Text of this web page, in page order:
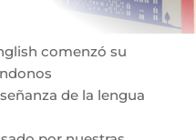
comenzó su
de la lengua